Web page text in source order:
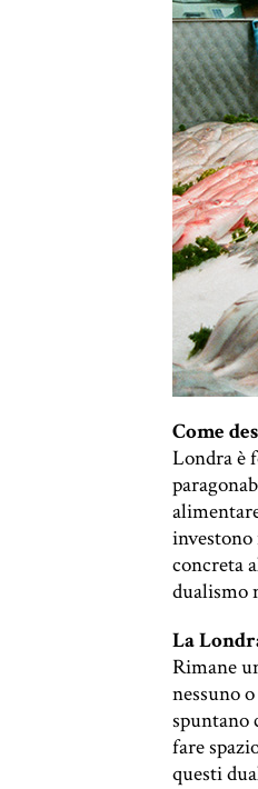
Come
Londra è
investono
concreta
dualismo
La
Rimane
nessuno
spuntano
fare
questi